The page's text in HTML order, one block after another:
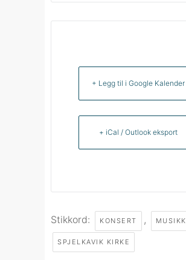
+ Legg til i Google Kalender
+ iCal / Outlook eksport
Stikkord: KONSERT , MUSIKK
SPJELKAVIK KIRKE